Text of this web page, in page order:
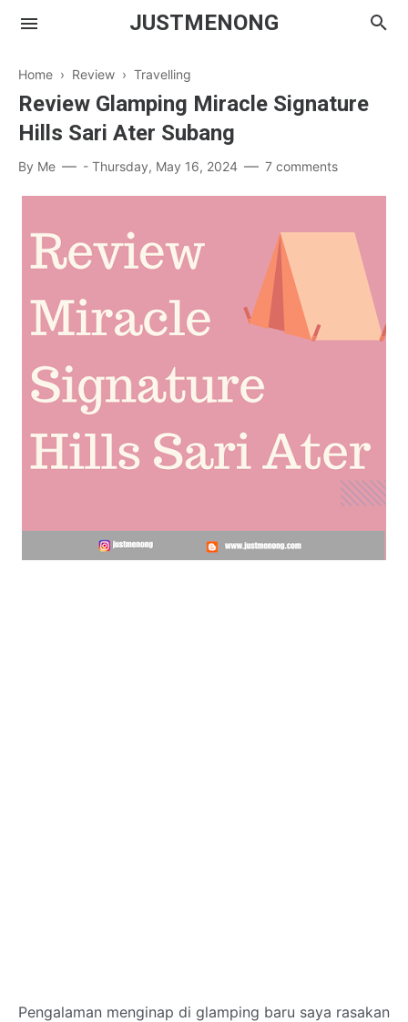
JUSTMENONG
Menong
Contact
Home › Review › Travelling
Review Glamping Miracle Signature
Hills Sari Ater Subang
By Me - Thursday, May 16, 2024 7 comments
Pengalaman menginap di glamping baru saya rasakan